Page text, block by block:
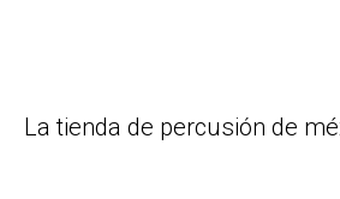
La tienda de percusión de